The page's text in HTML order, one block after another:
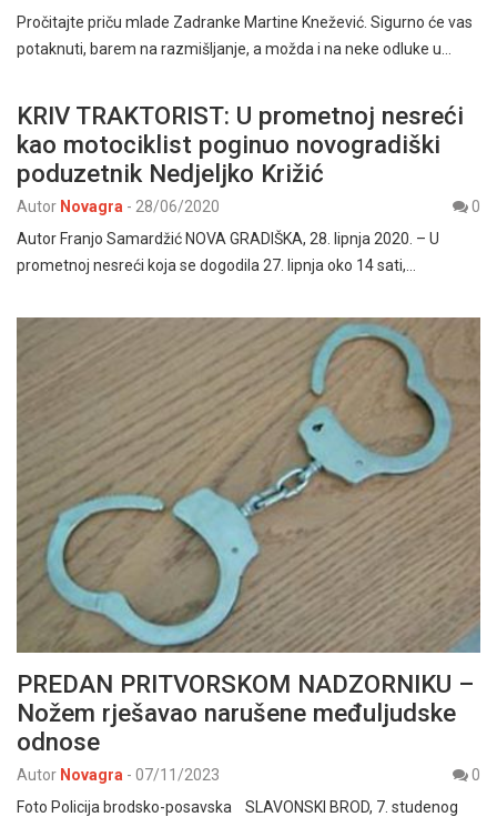
Pročitajte priču mlade Zadranke Martine Knežević. Sigurno će vas
potaknuti, barem na razmišljanje, a možda i na neke odluke u…
KRIV TRAKTORIST: U prometnoj nesreći
kao motociklist poginuo novogradiški
poduzetnik Nedjeljko Križić
Autor Novagra - 28/06/2020
0
Autor Franjo Samardžić NOVA GRADIŠKA, 28. lipnja 2020. – U
prometnoj nesreći koja se dogodila 27. lipnja oko 14 sati,…
PREDAN PRITVORSKOM NADZORNIKU –
Nožem rješavao narušene međuljudske
odnose
Autor Novagra - 07/11/2023
0
Foto Policija brodsko-posavska SLAVONSKI BROD, 7. studenog